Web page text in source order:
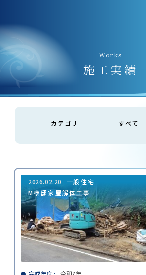
Works
施⼯実績
カテゴリ
2026.02.20
一般住宅
M様邸家屋解体工事
完成年度
令和7年